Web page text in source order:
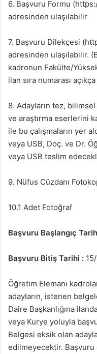
6. Başvuru Formu
adresinden ulaşılabilir
7. Başvuru Dilekçesi
adresinden ulaşılabilir.
kadronun Fakülte/
ilan sıra numarası
8. Adayların tez, bilimsel
ve araştırma eserlerini
ile bu çalışmaların yer
veya USB, Doç. ve Dr.
veya USB teslim
9. Nüfus Cüzdanı
10.1 Adet Fotoğraf
Başvuru Başlangıç
Başvuru Bitiş Tarihi :
Öğretim Elemanı
adayların, istenen
Daire Başkanlığına
veya Kurye yoluyla
Belgesi eksik olan
edilmeyecektir. Başvuru